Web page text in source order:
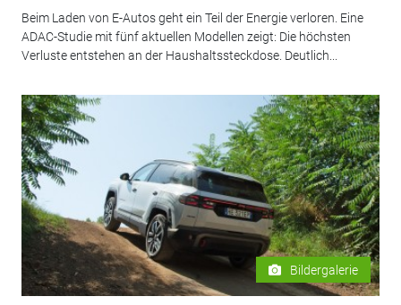
Beim Laden von E-Autos geht ein Teil der Energie verloren. Eine
ADAC-Studie mit fünf aktuellen Modellen zeigt: Die höchsten
Verluste entstehen an der Haushaltssteckdose. Deutlich...
Bildergalerie